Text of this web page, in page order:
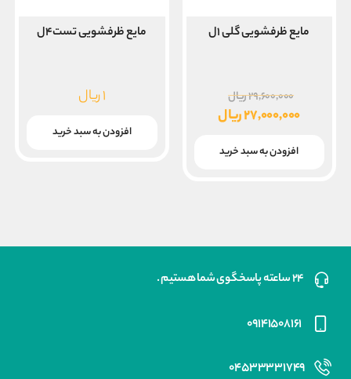
مایع ظرفشویی گلی ۱ل
۲۹,۶۰۰,۰۰۰ریال
اصلی
بود.
۲۷,۰۰۰,۰۰۰ریال
فعلی
افزودن به سبد خرید
مایع ظرفشویی تست۴ل
۱ریال
افزودن به سبد خرید
۲۴ ساعته پاسخگوی شما هستیم .
۰۹۱۴۱۵۰۸۱۶۱
۰۴۵۳۳۳۳۱۷۴۹